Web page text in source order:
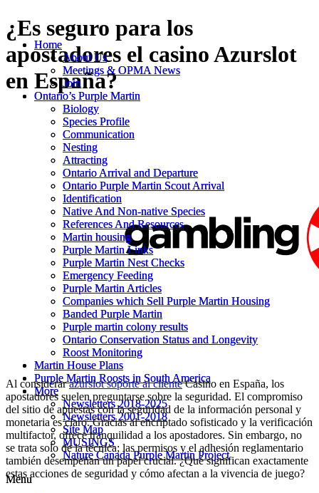
Home
About Us
Meetings & OPMA News
Join
Ontario’s Purple Martin
Biology
Species Profile
Communication
Nesting
Attracting
Ontario Arrival and Departure
Ontario Purple Martin Scout Arrival
Identification
Native And Non-native Species
References And Resources
Martin housing
Purple Martin Links
Purple Martin Nest Checks
Emergency Feeding
Purple Martin Articles
Companies which Sell Purple Martin Housing
Banded Purple Martin
Purple martin colony results
Ontario Conservation Status and Longevity
Roost Monitoring
Martin House Plans
Purple Martin Roosts in South America
More
Newsletters 2018-2025
Newsletters 2001-2018
Site Map
MUSINGS
Nature Canada Purple Martin Project
Menu
Home
About Us
Meetings & OPMA News
Join
Ontario’s Purple Martin
Biology
Species Profile
Communication
Nesting
Attracting
Ontario Arrival and Departure
Ontario Purple Martin Scout Arrival
Identification
Native And Non-native Species
References And Resources
Martin housing
Purple Martin Links
Purple Martin Nest Checks
Emergency Feeding
Purple Martin Articles
Companies which Sell Purple Martin Housing
Banded Purple Martin
Purple martin colony results
Ontario Conservation Status and Longevity
Roost Monitoring
Martin House Plans
Purple Martin Roosts in South America
More
Newsletters 2018-2025
Newsletters 2001-2018
Site Map
MUSINGS
Nature Canada Purple Martin Project
Menu
¿Es seguro para los
apostadores el casino Azurslot
en España?
Al considerarazurslot soporte al clienteCasino en España, los
apostadores suelen preguntarse sobre la seguridad. El compromiso
del sitio de apuestas con la seguridad de la información personal y
monetaria es claro. Gracias al encriptado sofisticado y la verificación
multifactor, ofrece tranquilidad a los apostadores. Sin embargo, no
se trata solo de la técnica; las permisos y el adhesión reglamentario
también desempeñan un papel crucial. ¿Qué significan exactamente
estas acciones de seguridad y cómo afectan a la vivencia de juego?